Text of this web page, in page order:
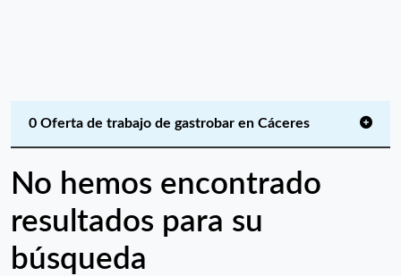
0 Oferta de trabajo de gastrobar en Cáceres
No hemos encontrado
resultados para su
búsqueda